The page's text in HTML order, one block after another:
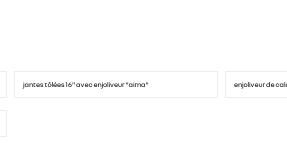
jantes tôlées 16" avec enjoliveur "airna" enjoliveur de